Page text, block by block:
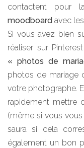
contactent pour
moodboard avec les
Si vous avez bien
réaliser sur
« photos de
photos de mariage
votre photographe.
rapidement mettre
(même si vous
saura si cela
également un bon